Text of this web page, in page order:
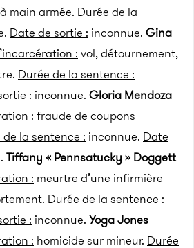
main armée. Durée de la
Date de sortie : inconnue. Gina
: vol, détournement,
Durée de la sentence :
: inconnue. Gloria Mendoza
: fraude de coupons
de la sentence : inconnue. Date
Tiffany « Pennsatucky » Doggett
: meurtre d’une infirmière
Durée de la sentence :
: inconnue. Yoga Jones
: homicide sur mineur. Durée